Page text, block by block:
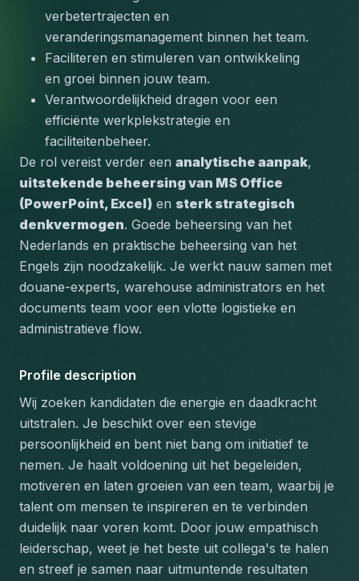
verbetertrajecten en
veranderingsmanagement binnen het team.
Faciliteren en stimuleren van ontwikkeling
en groei binnen jouw team.
Verantwoordelijkheid dragen voor een
efficiënte werkplekstrategie en
faciliteitenbeheer.
De rol vereist verder een analytische aanpak
uitstekende beheersing van MS Office
(PowerPoint, Excel) en sterk strategisch
denkvermogen. Goede beheersing van het
Nederlands en praktische beheersing van het
Engels zijn noodzakelijk. Je werkt nauw samen met
douane-experts, warehouse administrators en het
documents team voor een vlotte logistieke en
administratieve flow.
Profile description
Wij zoeken kandidaten die energie en daadkracht
uitstralen. Je beschikt over een stevige
persoonlijkheid en bent niet bang om initiatief te
nemen. Je haalt voldoening uit het begeleiden,
motiveren en laten groeien van een team, waarbij je
talent om mensen te inspireren en te verbinden
duidelijk naar voren komt. Door jouw empathisch
leiderschap, weet je het beste uit collega's te halen
en streef je samen naar uitmuntende resultaten